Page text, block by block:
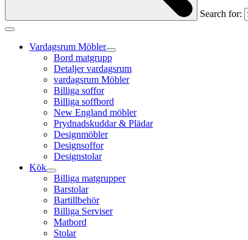
Search for:
Vardagsrum Möbler
Bord matgrupp
Detaljer vardagsrum
vardagsrum Möbler
Billiga soffor
Billiga soffbord
New England möbler
Prydnadskuddar & Plädar
Designmöbler
Designsoffor
Designstolar
Kök
Billiga matgrupper
Barstolar
Bartillbehör
Billiga Serviser
Matbord
Stolar